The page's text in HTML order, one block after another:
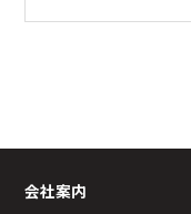
会社案内